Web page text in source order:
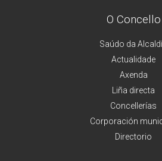
O Concello
Saúdo da
Actualidade
Axenda
Liña directa
Concellerías
Corporación
Directorio